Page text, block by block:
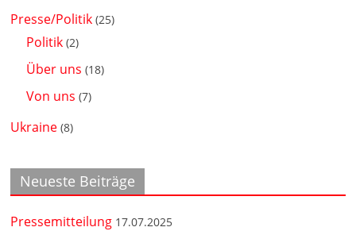
Presse/Politik (25)
Politik (2)
Über uns (18)
Von uns (7)
Ukraine (8)
Neueste Beiträge
Pressemitteilung 17.07.2025